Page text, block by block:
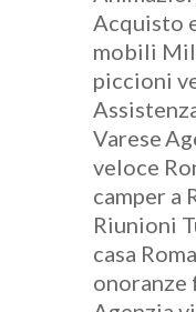
Acquisto
mobili
piccioni
Varese
veloce
camper a
Riunioni
casa